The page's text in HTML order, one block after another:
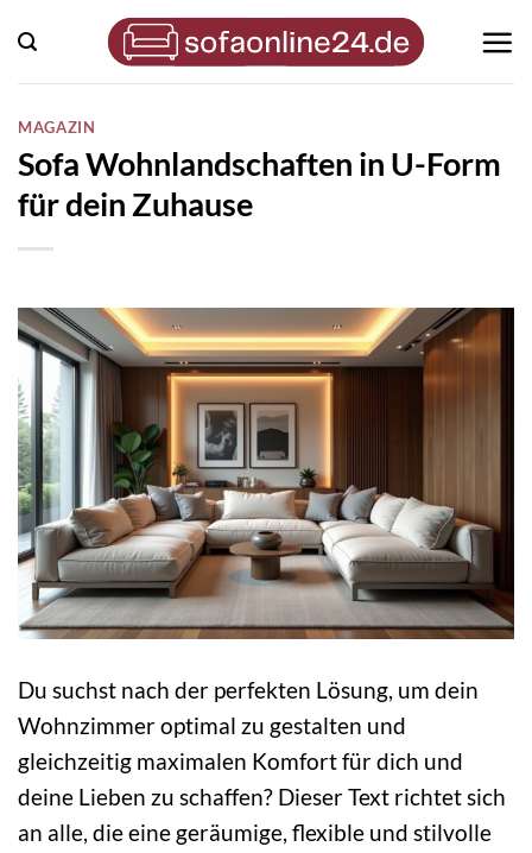
Inhalt
springen
MAGAZIN
Sofa Wohnlandschaften in U-Form
für dein Zuhause
Du suchst nach der perfekten Lösung, um dein
Wohnzimmer optimal zu gestalten und
gleichzeitig maximalen Komfort für dich und
deine Lieben zu schaffen? Dieser Text richtet sich
an alle, die eine geräumige, flexible und stilvolle